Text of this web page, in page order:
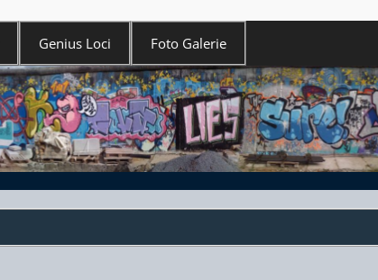
Genius Loci Foto Galerie